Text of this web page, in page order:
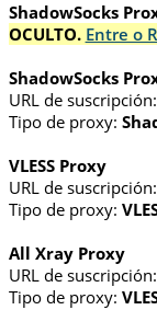
ShadowSocks
OCULTO. Entre o
ShadowSocks
URL de suscripción:
Tipo de proxy:
VLESS Proxy
URL de suscripción:
Tipo de proxy:
All Xray Proxy
URL de suscripción:
Tipo de proxy: